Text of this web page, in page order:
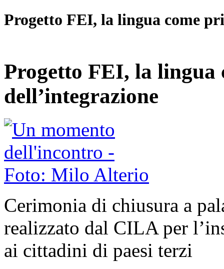
Progetto FEI, la lingua come
Progetto FEI, la lingua
dell’integrazione
Cerimonia di chiusura a
realizzato dal CILA per
ai cittadini di paesi terzi